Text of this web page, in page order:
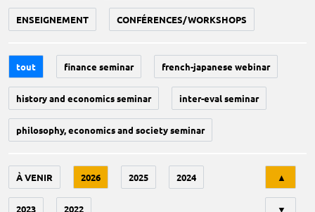
ENSEIGNEMENT CONFÉRENCES/WORKSHOPS
tout finance seminar french-japanese webinar
history and economics seminar inter-eval seminar
philosophy, economics and society seminar
À VENIR 2026 2025 2024
2023 2022
▲
▼